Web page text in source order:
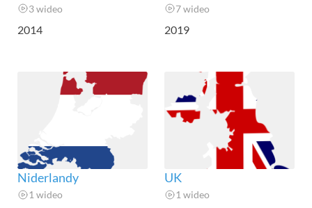
3 wideo
2014
7 wideo
2019
Niderlandy
1 wideo
UK
1 wideo